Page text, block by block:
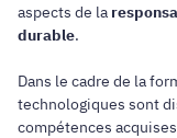
aspects de la
durable.
Dans le cadre de la
technologiques sont
compétences